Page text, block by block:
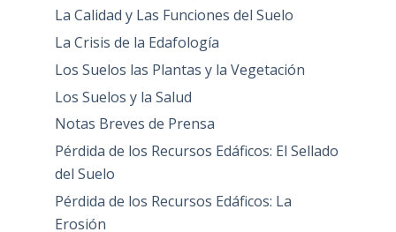
La Calidad y Las Funciones del Suelo
La Crisis de la Edafología
Los Suelos las Plantas y la Vegetación
Los Suelos y la Salud
Notas Breves de Prensa
Pérdida de los Recursos Edáficos: El Sellado
del Suelo
Pérdida de los Recursos Edáficos: La
Erosión